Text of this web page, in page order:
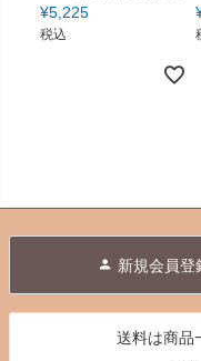
¥5,225
税込
新規会員登
送料は商品